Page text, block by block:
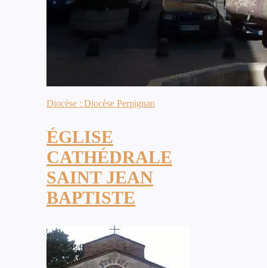
Diocèse : Diocèse Perpignan
ÉGLISE
CATHÉDRALE
SAINT JEAN
BAPTISTE